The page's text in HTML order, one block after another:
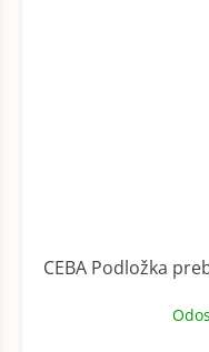
CEBA Podložka